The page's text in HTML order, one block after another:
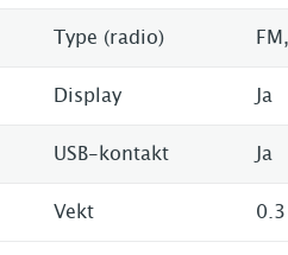
Type (radio)
Display Ja
USB-kontakt Ja
Vekt